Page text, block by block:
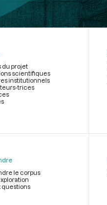
du projet
scientifiques
institutionnels
trices
le corpus
questions